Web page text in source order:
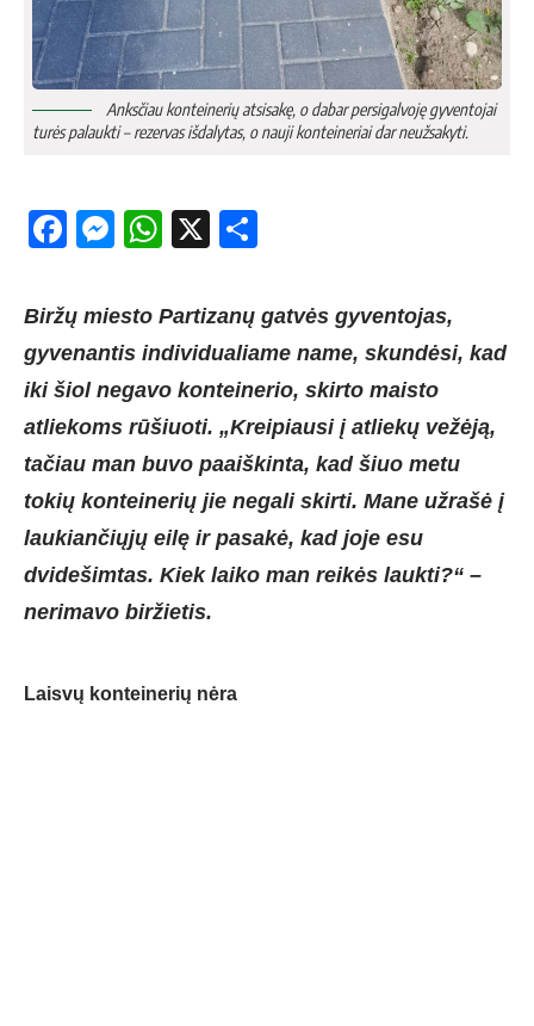
Anks­čiau kon­tei­ne­rių at­si­sa­kę, o da­bar per­si­gal­vo­ję gy­ven­to­jai
tu­rės pa­lauk­ti – re­zer­vas iš­da­ly­tas, o nau­ji kon­tei­ne­riai dar neuž­sa­ky­ti.
Facebook
Messenger
WhatsApp
X
Biržų miesto Partizanų gatvės gyventojas,
gyvenantis individualiame name, skundėsi, kad
iki šiol negavo konteinerio, skirto maisto
atliekoms rūšiuoti. „Kreipiausi į atliekų vežėją,
tačiau man buvo paaiškinta, kad šiuo metu
tokių konteinerių jie negali skirti. Mane užrašė į
laukiančiųjų eilę ir pasakė, kad joje esu
dvidešimtas. Kiek laiko man reikės laukti?“ –
nerimavo biržietis.
Laisvų konteinerių nėra